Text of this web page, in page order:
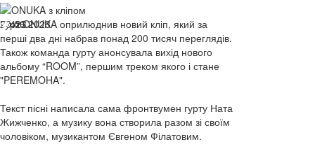
20.06.2023
423
Гурт ONUKA оприлюднив новий кліп, який за
перші два дні набрав понад 200 тисяч переглядів.
Також команда гурту анонсувала вихід нового
альбому “ROOM”, першим треком якого і стане
"PEREMOHA".
Текст пісні написала сама фронтвумен гурту Ната
Жижченко, а музику вона створила разом зі своїм
чоловіком, музикантом Євгеном Філатовим.